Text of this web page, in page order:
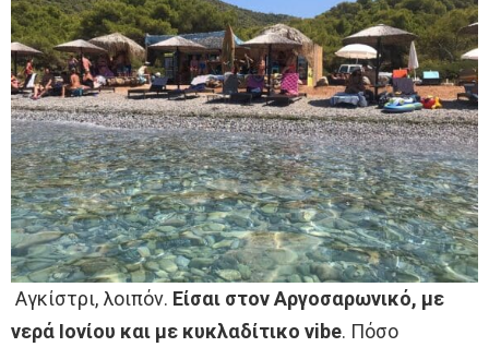
Αγκίστρι, λοιπόν. Είσαι στον Αργοσαρωνικό, με
νερά Ιονίου και με κυκλαδίτικο vibe. Πόσο